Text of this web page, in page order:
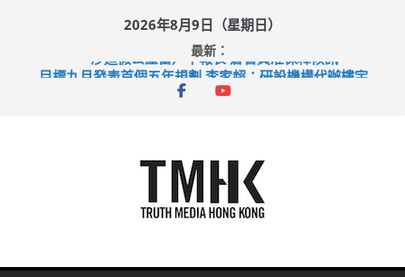
2026年8月9日（星期日）
最新：
涉造假公屋富戶申報表 倉管員准保釋候訊